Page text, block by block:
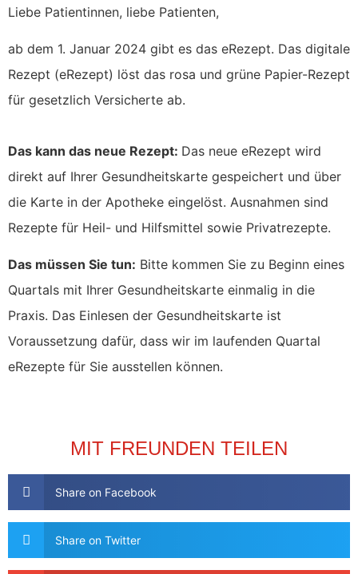
Liebe Patientinnen, liebe Patienten,
ab dem 1. Januar 2024 gibt es das eRezept. Das digitale
Rezept (eRezept) löst das rosa und grüne Papier-Rezept
für gesetzlich Versicherte ab.
Das kann das neue Rezept: Das neue eRezept wird
direkt auf Ihrer Gesundheitskarte gespeichert und über
die Karte in der Apotheke eingelöst. Ausnahmen sind
Rezepte für Heil- und Hilfsmittel sowie Privatrezepte.
Das müssen Sie tun: Bitte kommen Sie zu Beginn eines
Quartals mit Ihrer Gesundheitskarte einmalig in die
Praxis. Das Einlesen der Gesundheitskarte ist
Voraussetzung dafür, dass wir im laufenden Quartal
eRezepte für Sie ausstellen können.
MIT FREUNDEN TEILEN
Share on Facebook
Share on Twitter